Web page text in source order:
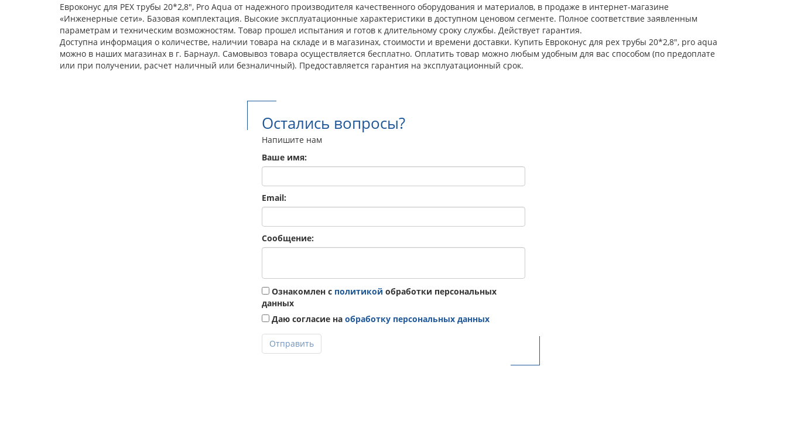
Евроконус для PEX трубы 20*2,8", Pro Aqua от надежного производителя качественного оборудования и материалов, в продаже в интернет-магазине
«Инженерные сети». Базовая комплектация. Высокие эксплуатационные характеристики в доступном ценовом сегменте. Полное соответствие заявленным
параметрам и техническим возможностям. Товар прошел испытания и готов к длительному сроку службы. Действует гарантия.
Доступна информация о количестве, наличии товара на складе и в магазинах, стоимости и времени доставки. Купить Евроконус для pex трубы 20*2,8", pro aqua
можно в наших магазинах в г. Барнаул. Самовывоз товара осуществляется бесплатно. Оплатить товар можно любым удобным для вас способом (по предоплате
или при получении, расчет наличный или безналичный). Предоставляется гарантия на эксплуатационный срок.
Остались вопросы?
Напишите нам
Ваше имя:
Email:
Сообщение:
Ознакомлен с политикой обработки персональных
данных
Даю согласие на обработку персональных данных
Отправить